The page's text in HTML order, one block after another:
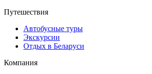
Путешествия
Автобусные туры
Экскурсии
Отдых в Беларуси
Компания